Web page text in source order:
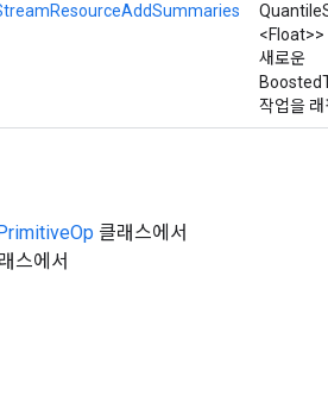
<Float>>
새로운
작업을
클래스에서
스에서